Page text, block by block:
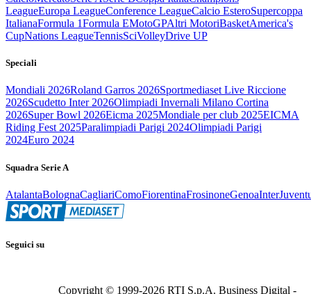
LeagueEuropa LeagueConference LeagueCalcio EsteroSupercoppa
ItalianaFormula 1Formula EMotoGPAltri MotoriBasketAmerica's
CupNations LeagueTennisSciVolleyDrive UP
Speciali
Mondiali 2026Roland Garros 2026Sportmediaset Live Riccione
2026Scudetto Inter 2026Olimpiadi Invernali Milano Cortina
2026Super Bowl 2026Eicma 2025Mondiale per club 2025EICMA
Riding Fest 2025Paralimpiadi Parigi 2024Olimpiadi Parigi
2024Euro 2024
Squadra Serie A
AtalantaBolognaCagliariComoFiorentinaFrosinoneGenoaInter
Seguici su
Copyright © 1999-2026 RTI S.p.A. Business Digital -